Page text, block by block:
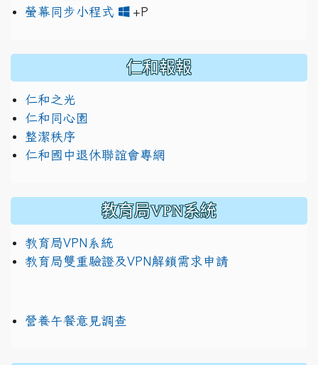
螢幕同步小程式
+P
仁和報報
仁和之光
仁和同心園
整潔秩序
仁和國中退休聯誼會專網
教育局VPN系統
教育局VPN系統
教育局雙重驗證及VPN解鎖需求申請
營養午餐意見調查